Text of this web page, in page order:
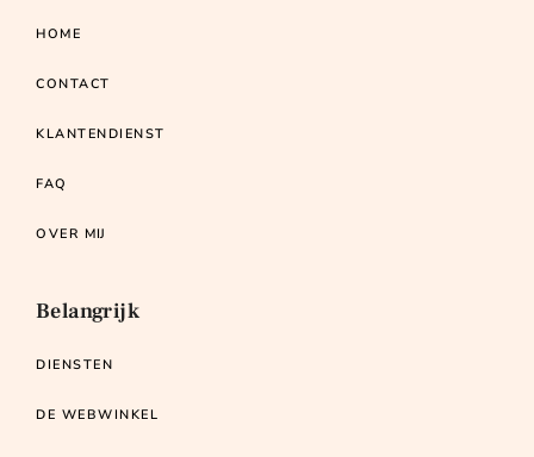
HOME
CONTACT
KLANTENDIENST
FAQ
OVER MIJ
Belangrijk
DIENSTEN
DE WEBWINKEL